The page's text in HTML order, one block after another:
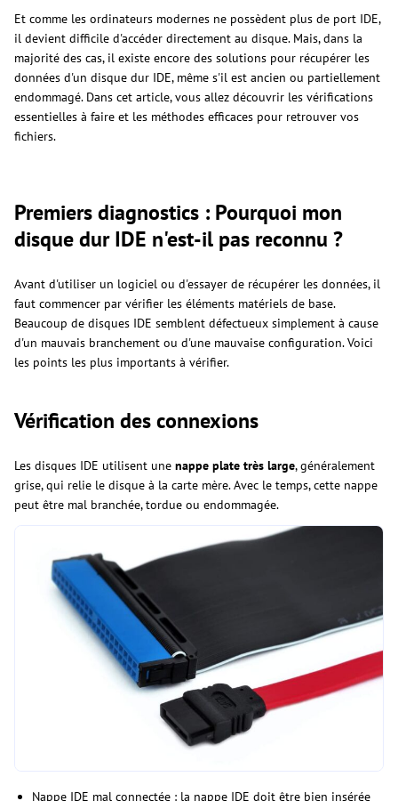
Et comme les ordinateurs modernes ne possèdent plus de port IDE,
il devient difficile d'accéder directement au disque. Mais, dans la
majorité des cas, il existe encore des solutions pour récupérer les
données d'un disque dur IDE, même s'il est ancien ou partiellement
endommagé. Dans cet article, vous allez découvrir les vérifications
essentielles à faire et les méthodes efficaces pour retrouver vos
fichiers.
Premiers diagnostics : Pourquoi mon
disque dur IDE n'est-il pas reconnu ?
Avant d'utiliser un logiciel ou d'essayer de récupérer les données, il
faut commencer par vérifier les éléments matériels de base.
Beaucoup de disques IDE semblent défectueux simplement à cause
d'un mauvais branchement ou d'une mauvaise configuration. Voici
les points les plus importants à vérifier.
Vérification des connexions
Les disques IDE utilisent une nappe plate très large, généralement
grise, qui relie le disque à la carte mère. Avec le temps, cette nappe
peut être mal branchée, tordue ou endommagée.
Nappe IDE mal connectée : la nappe IDE doit être bien insérée